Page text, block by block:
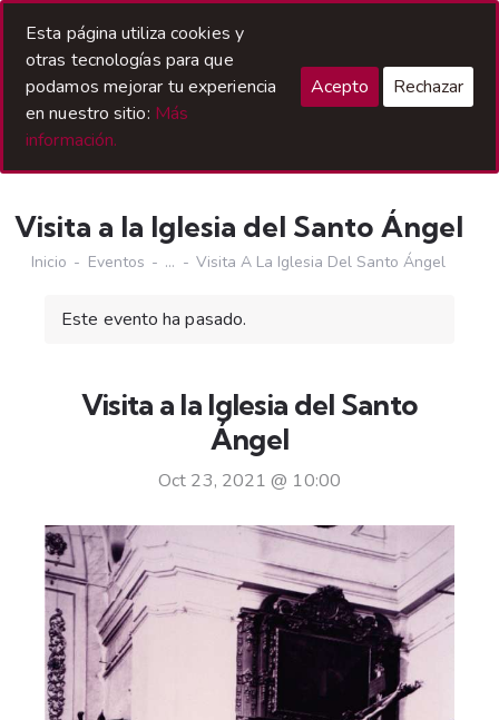
Visita a la Iglesia del Santo Ángel
Inicio Eventos ... Visita A La Iglesia Del Santo Ángel
Este evento ha pasado.
Visita a la Iglesia del Santo
Ángel
Oct 23, 2021 @ 10:00
Esta página utiliza cookies y
otras tecnologías para que
podamos mejorar tu experiencia
en nuestro sitio: Más
información.
Acepto Rechazar